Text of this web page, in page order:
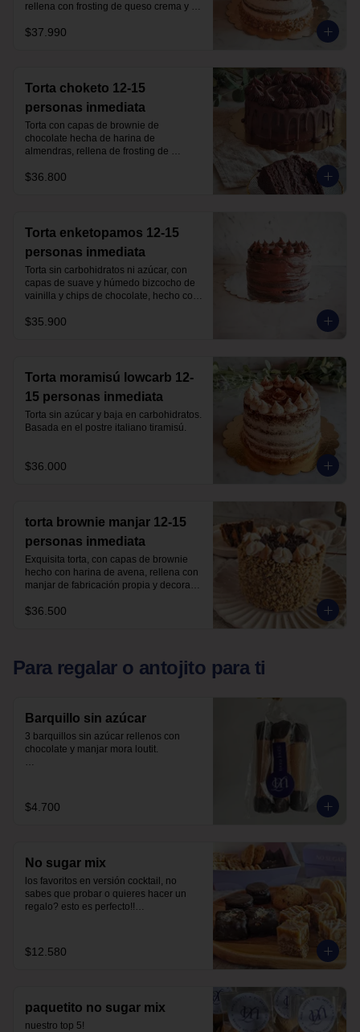
rellena con frosting de queso crema y
alulosa.
$37.990
Torta choketo 12-15
personas inmediata
Torta con capas de brownie de
chocolate hecha de harina de
almendras, rellena de frosting de
$36.800
Torta enketopamos 12-15
personas inmediata
Torta sin carbohidratos ni azúcar, con
capas de suave y húmedo bizcocho de
vainilla y chips de chocolate, hecho con
rellena con frosting queso crema y
$35.900
Torta moramisú lowcarb 12-
15 personas inmediata
Torta sin azúcar y baja en carbohidratos.
Basada en el postre italiano tiramisú.
$36.000
torta brownie manjar 12-15
personas inmediata
Exquisita torta, con capas de brownie
hecho con harina de avena, rellena con
manjar de fabricación propia y decorada
con alulosa.
$36.500
Para regalar o antojito para ti
Barquillo sin azúcar
3 barquillos sin azúcar rellenos con
chocolate y manjar mora loutit.
$4.700
No sugar mix
los favoritos en versión cocktail, no
sabes que probar o quieres hacer un
regalo? esto es perfecto!!
4 chilenitos
2 cookie avena
todo endulzado con alulosa.
$12.580
paquetito no sugar mix
nuestro top 5!